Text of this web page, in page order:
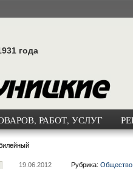
года
РАБОТ, УСЛУГ
19.06.2012 Рубрика: Общество